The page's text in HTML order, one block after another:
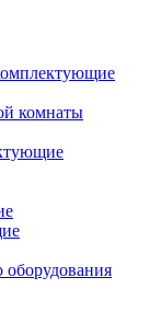
комнаты